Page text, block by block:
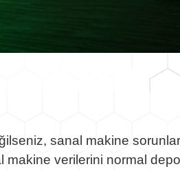
sanal makine
verilerini normal